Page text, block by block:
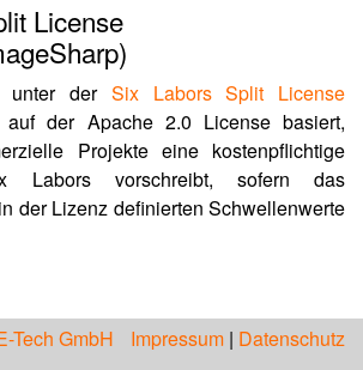
License
unter der Six Labors Split License
auf der Apache 2.0 License basiert,
Projekte eine kostenpflichtige
Labors vorschreibt, sofern das
der Lizenz definierten Schwellenwerte
Tech GmbH Impressum | Datenschutz